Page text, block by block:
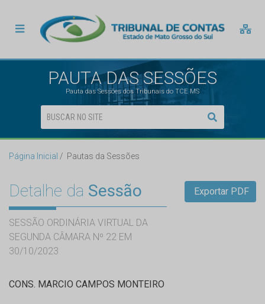
PAUTA DAS SESSÕES
Pauta das Sessões dos Tribunais do TCE MS
Página Inicial Pautas da Sessões
Detalhe da Sessão
SESSÃO ORDINÁRIA VIRTUAL DA
SEGUNDA CÂMARA Nº 22 EM
30/10/2023
Exportar PDF
CONS. MARCIO CAMPOS MONTEIRO